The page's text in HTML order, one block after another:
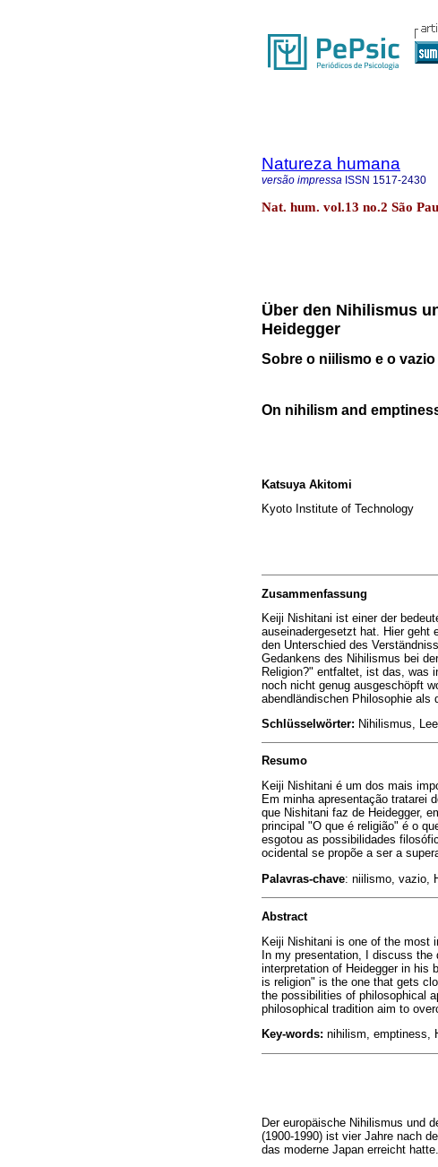
Natureza humana
versão impressa ISSN 1517-2430
Nat. hum. vol.13 no.2 São
Über den Nihilismus
Heidegger
Sobre o niilismo e o
On nihilism and
Katsuya Akitomi
Kyoto Institute of Technology
Zusammenfassung
Keiji Nishitani ist einer der
auseinadergesetzt hat. Hier geht
den Unterschied des
Gedankens des Nihilismus bei
Religion?" entfaltet, ist das, was
noch nicht genug ausgeschöpft
abendländischen Philosophie als
Schlüsselwörter: Nihilismus,
Resumo
Keiji Nishitani é um dos mais
Em minha apresentação tratarei
que Nishitani faz de Heidegger,
principal "O que é religião" é o
esgotou as possibilidades
ocidental se propõe a ser a
Palavras-chave: niilismo, vazio,
Abstract
Keiji Nishitani is one of the most
In my presentation, I discuss
interpretation of Heidegger in his
is religion" is the one that gets
the possibilities of philosophical
philosophical tradition aim to
Key-words: nihilism, emptiness,
Der europäische Nihilismus und
(1900-1990) ist vier Jahre nach
das moderne Japan erreicht hatte.